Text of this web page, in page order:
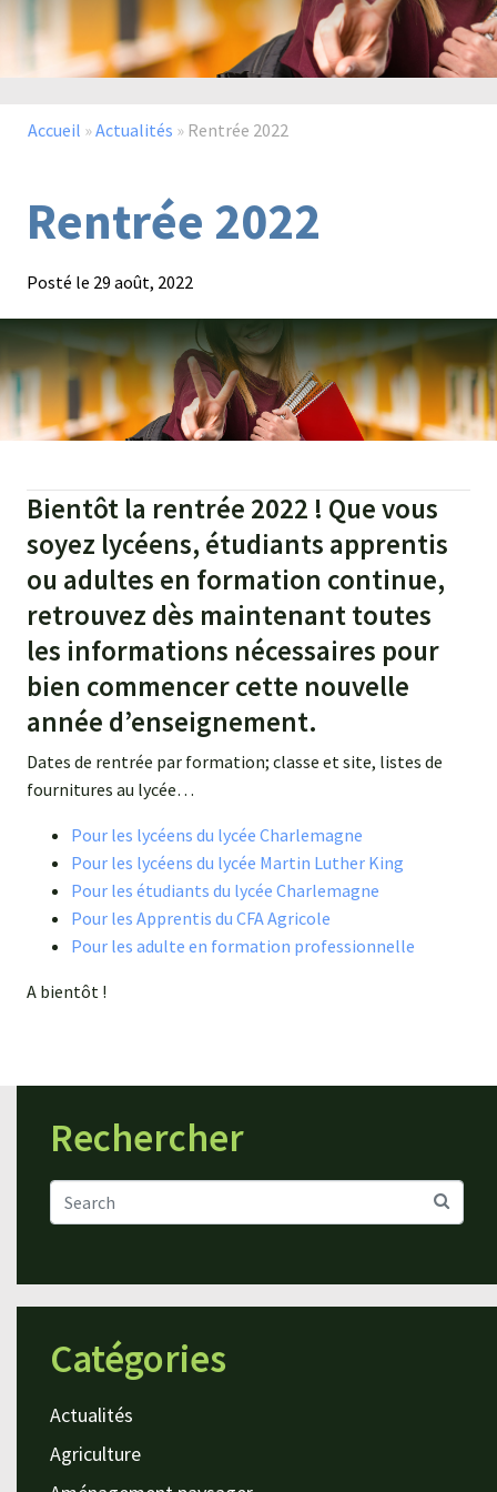
Commerce
Cheval
Trouver
sa
voie
Accueil »Actualités » Rentrée 2022
Rentrée 2022
Posté le 29 août, 2022
Bientôt la rentrée 2022 ! Que vous
soyez lycéens, étudiants apprentis
ou adultes en formation continue,
retrouvez dès maintenant toutes
les informations nécessaires pour
bien commencer cette nouvelle
année d’enseignement.
Dates de rentrée par formation; classe et site, listes de
fournitures au lycée…
Pour les lycéens du lycée Charlemagne
Pour les lycéens du lycée Martin Luther King
Pour les étudiants du lycée Charlemagne
Pour les Apprentis du CFA Agricole
Pour les adulte en formation professionnelle
A bientôt !
Rechercher
Catégories
Actualités
Agriculture